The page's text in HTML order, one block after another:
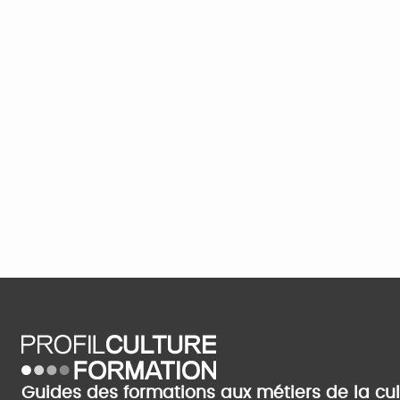
Guides des formations aux métiers de la